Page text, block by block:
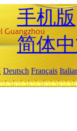
手机版
简体
Deutsch Français